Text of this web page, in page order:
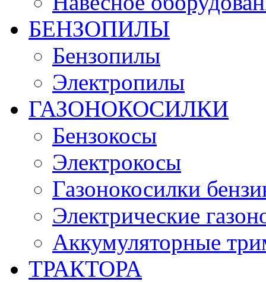
БЕНЗОПИЛЫ
Бензопилы
Электропилы
ГАЗОНОКОСИЛКИ
Бензокосы
Электрокосы
Газонокосилки
Электрические
Аккумуляторные
ТРАКТОРА